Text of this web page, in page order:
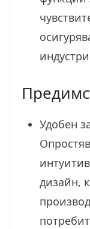
Удобен
дизайн,